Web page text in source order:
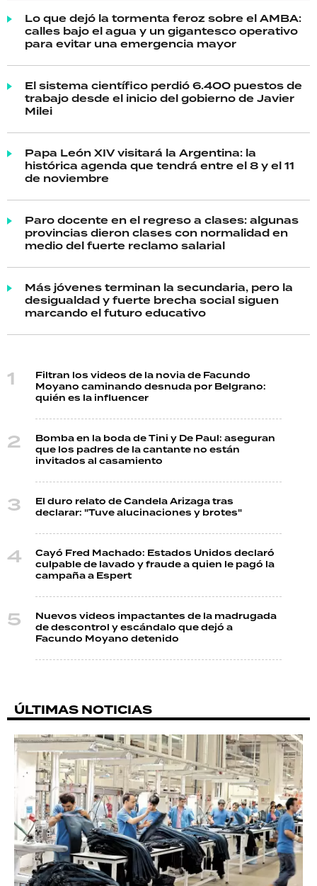
Lo que dejó la tormenta feroz sobre el AMBA:
calles bajo el agua y un gigantesco operativo
para evitar una emergencia mayor
El sistema científico perdió 6.400 puestos de
trabajo desde el inicio del gobierno de Javier
Milei
Papa León XIV visitará la Argentina: la
histórica agenda que tendrá entre el 8 y el 11
de noviembre
Paro docente en el regreso a clases: algunas
provincias dieron clases con normalidad en
medio del fuerte reclamo salarial
Más jóvenes terminan la secundaria, pero la
desigualdad y fuerte brecha social siguen
marcando el futuro educativo
Filtran los videos de la novia de Facundo
Moyano caminando desnuda por Belgrano:
quién es la influencer
Bomba en la boda de Tini y De Paul: aseguran
que los padres de la cantante no están
invitados al casamiento
El duro relato de Candela Arizaga tras
declarar: "Tuve alucinaciones y brotes"
Cayó Fred Machado: Estados Unidos declaró
culpable de lavado y fraude a quien le pagó la
campaña a Espert
Nuevos videos impactantes de la madrugada
de descontrol y escándalo que dejó a
Facundo Moyano detenido
ÚLTIMAS NOTICIAS